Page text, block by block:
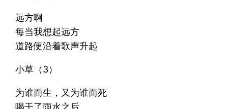
远方啊
每当我想起远方
道路便沿着歌声升起
小草（3）
为谁而生，又为谁而死
喝干了雨水之后